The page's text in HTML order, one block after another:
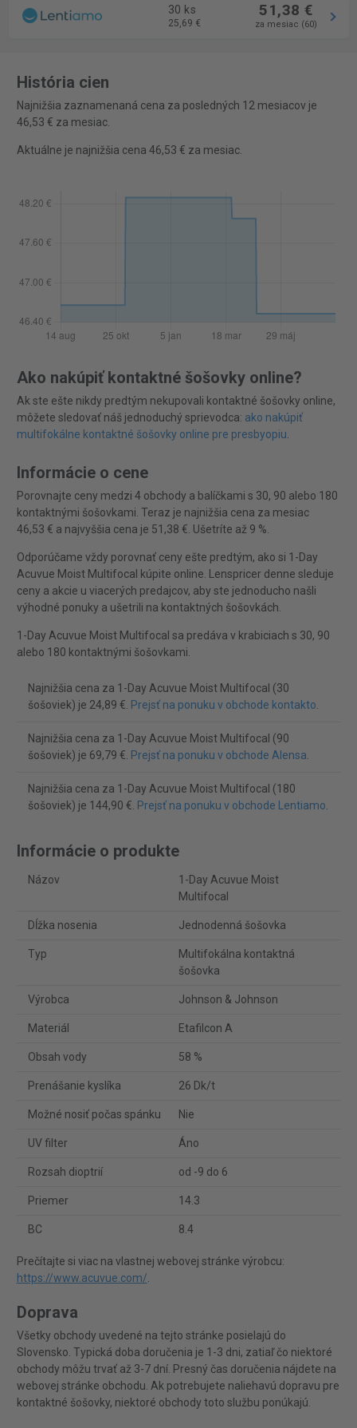
30 ks
25,69 €
51,38 €
za mesiac (60)
História cien
Najnižšia zaznamenaná cena za posledných 12 mesiacov je
46,53 € za mesiac.
Aktuálne je najnižšia cena 46,53 € za mesiac.
Ako nakúpiť kontaktné šošovky online?
Ak ste ešte nikdy predtým nekupovali kontaktné šošovky online,
môžete sledovať náš jednoduchý sprievodca: ako nakúpiť
multifokálne kontaktné šošovky online pre presbyopiu.
Informácie o cene
Porovnajte ceny medzi 4 obchody a balíčkami s 30, 90 alebo 180
kontaktnými šošovkami. Teraz je najnižšia cena za mesiac
46,53 € a najvyššia cena je 51,38 €. Ušetríte až 9 %.
Odporúčame vždy porovnať ceny ešte predtým, ako si 1-Day
Acuvue Moist Multifocal kúpite online. Lenspricer denne sleduje
ceny a akcie u viacerých predajcov, aby ste jednoducho našli
výhodné ponuky a ušetrili na kontaktných šošovkách.
1-Day Acuvue Moist Multifocal sa predáva v krabiciach s 30, 90
alebo 180 kontaktnými šošovkami.
Najnižšia cena za 1-Day Acuvue Moist Multifocal (30
šošoviek) je 24,89 €. Prejsť na ponuku v obchode kontakto.
Najnižšia cena za 1-Day Acuvue Moist Multifocal (90
šošoviek) je 69,79 €. Prejsť na ponuku v obchode Alensa.
Najnižšia cena za 1-Day Acuvue Moist Multifocal (180
šošoviek) je 144,90 €. Prejsť na ponuku v obchode Lentiamo.
Informácie o produkte
Názov
1-Day Acuvue Moist
Multifocal
Dĺžka nosenia Jednodenná šošovka
Typ
Multifokálna kontaktná
šošovka
Výrobca Johnson & Johnson
Materiál Etafilcon A
Obsah vody 58 %
Prenášanie kyslíka 26 Dk/t
Možné nosiť počas spánku Nie
UV filter Áno
Rozsah dioptrií od -9 do 6
Priemer 14.3
BC 8.4
Prečítajte si viac na vlastnej webovej stránke výrobcu:
https://www.acuvue.com/.
Doprava
Všetky obchody uvedené na tejto stránke posielajú do
Slovensko. Typická doba doručenia je 1-3 dni, zatiaľ čo niektoré
obchody môžu trvať až 3-7 dní. Presný čas doručenia nájdete na
webovej stránke obchodu. Ak potrebujete naliehavú dopravu pre
kontaktné šošovky, niektoré obchody toto službu ponúkajú.